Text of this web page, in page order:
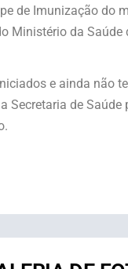
de Imunização do
Ministério da
e ainda não
Secretaria de